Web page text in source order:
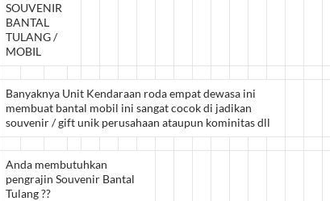
SOUVENIR
BANTAL
TULANG /
MOBIL
Banyaknya Unit Kendaraan roda empat dewasa ini
membuat bantal mobil ini sangat cocok di jadikan
souvenir / gift unik perusahaan ataupun kominitas dll
Anda membutuhkan
pengrajin Souvenir Bantal
Tulang ??